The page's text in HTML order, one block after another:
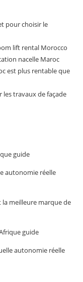
pour choisir le
lift rental Morocco
nacelle Maroc
est plus rentable que
les travaux de façade
guide
autonomie réelle
la meilleure marque de
guide
autonomie réelle